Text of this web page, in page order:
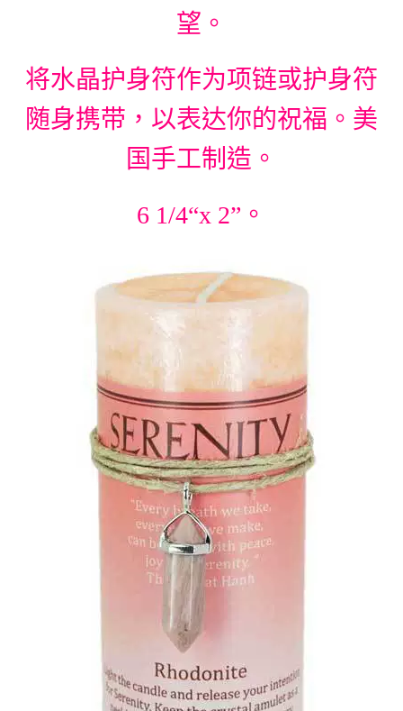
望。
将水晶护身符作为项链或护身符
随身携带，以表达你的祝福。美
国手工制造。
6 1/4“x 2”。